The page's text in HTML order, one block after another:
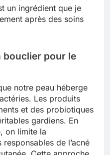
un ingrédient que je
après des soins
bouclier pour le
notre peau héberge
Les produits
et des probiotiques
gardiens. En
on limite la
de l’acné